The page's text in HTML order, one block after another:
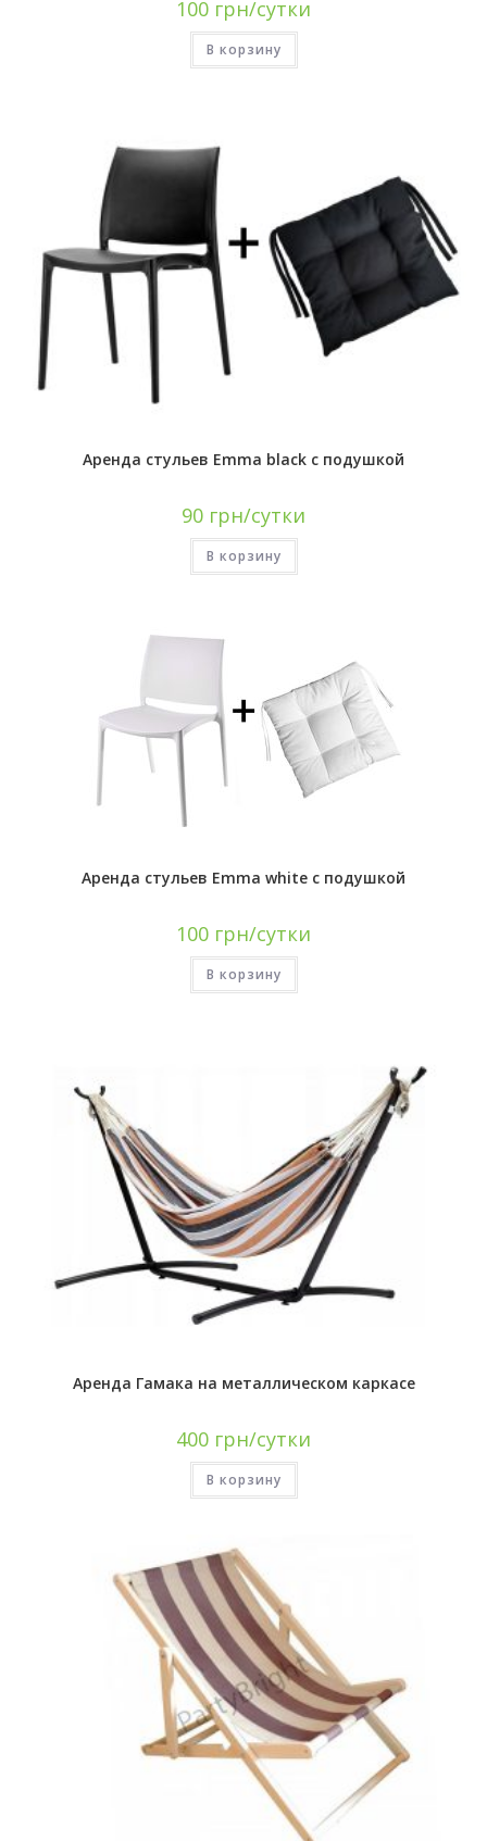
100 грн/сутки
В корзину
Аренда стульев Emma black с подушкой
90 грн/сутки
В корзину
Аренда стульев Emma white с подушкой
100 грн/сутки
В корзину
Аренда Гамака на металлическом каркасе
400 грн/сутки
В корзину